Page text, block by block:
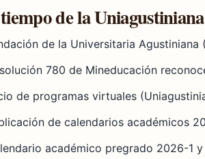
de la Uniagustiniana
de la Universitaria
780 de Mineducación
de programas virtuales
de calendarios académicos
académico pregrado 2026-1